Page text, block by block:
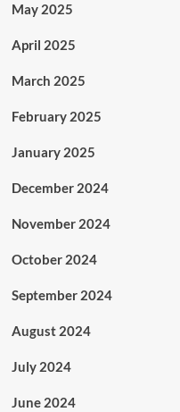
May 2025
April 2025
March 2025
February 2025
January 2025
December 2024
November 2024
October 2024
September 2024
August 2024
July 2024
June 2024